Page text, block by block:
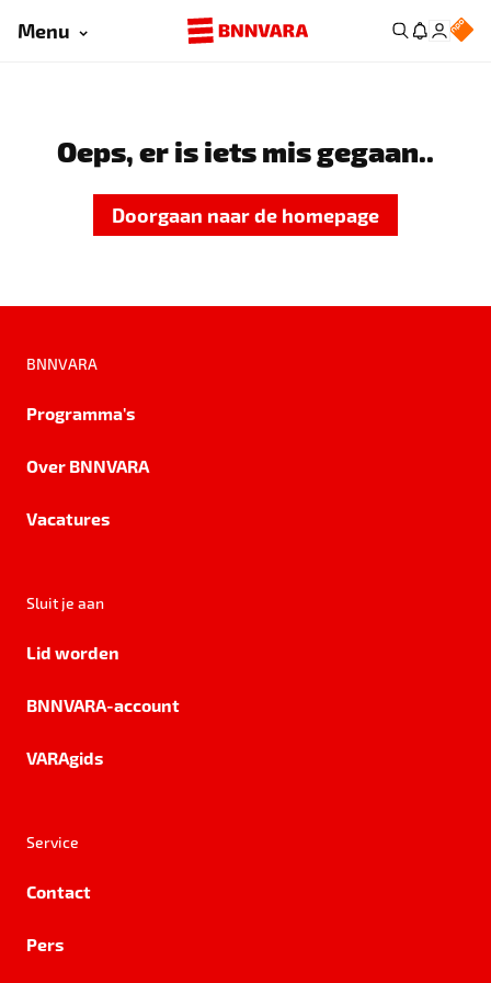
Menu
Oeps, er is iets mis gegaan..
Doorgaan naar de homepage
BNNVARA
Programma's
Over BNNVARA
Vacatures
Sluit je aan
Lid worden
BNNVARA-account
VARAgids
Service
Contact
Pers